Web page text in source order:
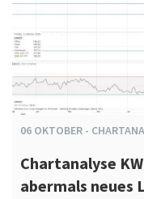
06 OKTOBER -
Chartanalyse
abermals